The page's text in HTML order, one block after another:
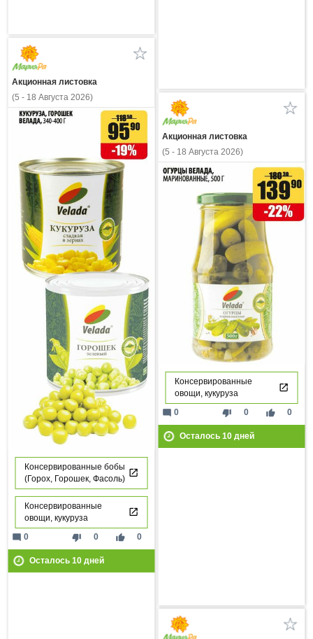
Акционная листовка
(5 - 18 Августа 2026)
Консервированные бобы
(Горох, Горошек, Фасоль)
Консервированные
овощи, кукуруза
thumb_down 0 thumb_up 0
mode_comment 0
Осталось 10дней
Акционная листовка
(5 - 18 Августа 2026)
Консервированные
овощи, кукуруза
thumb_down 0 thumb_up 0
mode_comment 0
Осталось 10дней